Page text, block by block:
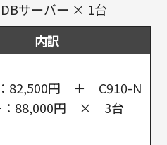
サーバー × 1台
内訳
82,500円 ＋ C910-N
：88,000円 × 3台